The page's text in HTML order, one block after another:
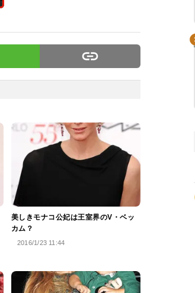
美しきモナコ公妃は王室界のV・ベッ
カム？
2016/1/23 11:44